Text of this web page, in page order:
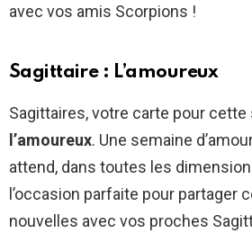
avec vos amis Scorpions !
Sagittaire : L’amoureux
Sagittaires, votre carte pour
l’amoureux. Une semaine
attend, dans toutes les
l’occasion parfaite pour partager
nouvelles avec vos proches